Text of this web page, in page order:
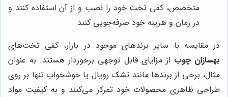
متخصص، کفی تخت خود را نصب و از آن استفاده کنند و
در زمان و هزینه خود صرفه‌جویی کنند.
در مقایسه با سایر برندهای موجود در بازار، کفی تخت‌های
بهسازان چوب از مزایای قابل توجهی برخوردار هستند. به عنوان
مثال، برخی از برندها مانند تشک رویال یا خوشخواب تنها بر روی
طراحی ظاهری محصولات خود تمرکز می‌کنند و به کیفیت مواد